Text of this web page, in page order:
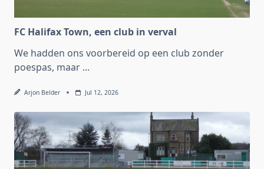
FC Halifax Town, een club in verval
We hadden ons voorbereid op een club zonder
poespas, maar ...
Arjon Belder Jul 12, 2026